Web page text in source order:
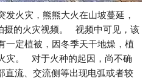
火灾，熊熊大火在山坡蔓延，
的火灾视频。 视频中可见，该
一定植被，因冬季天干地燥，植
灾。 对于火种的起因，尚不确
直流、交流侧等出现电弧或者较